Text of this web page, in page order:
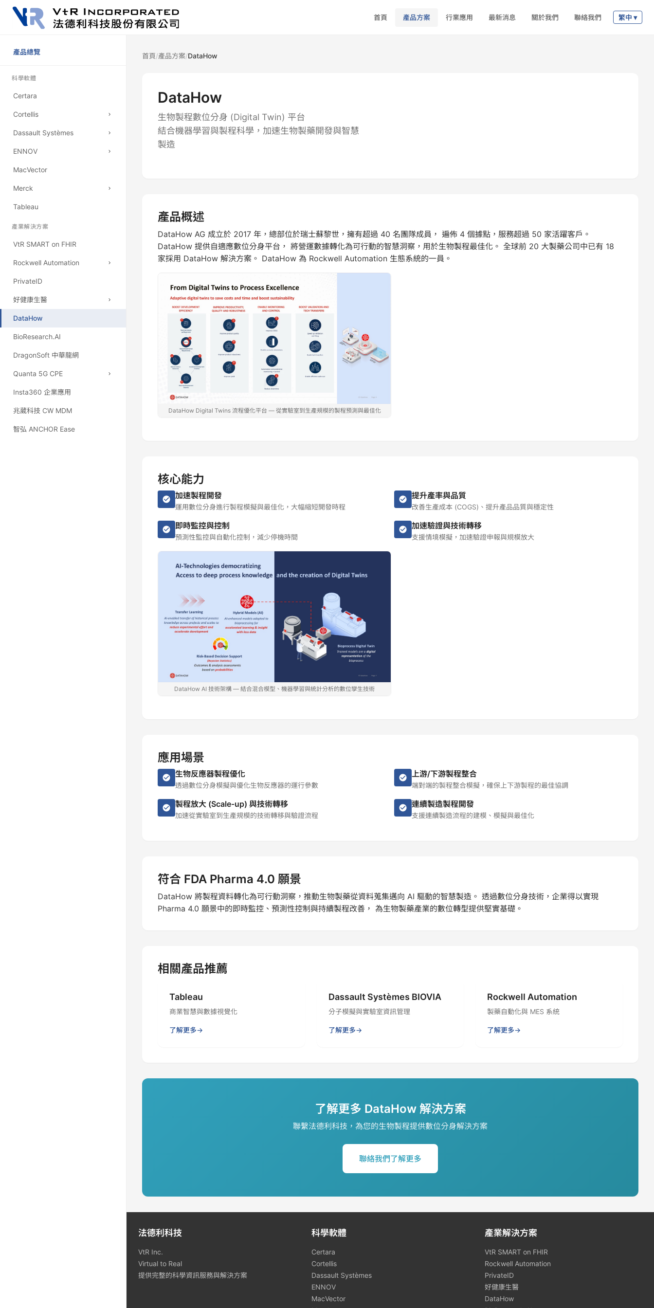
首頁 產品方案 行業應用 最新消息 關於我們 聯絡我們 繁中 ▾
產品總覽
科學軟體
Certara
Cortellis
Drug Discovery Intelligence
Clinical Trials Intelligence
Deals Intelligence
Competitive Intelligence
MetaCore / MetaDrug
Dassault Systèmes
Discovery Studio
Materials Studio
Pipeline Pilot
Unified Lab
SIMULIA
ENNOV
eCTD247
QMS 品質管理
Ennov Doc
MacVector
Merck
SYNTHIA
AIDDISON
Tableau
產業解決方案
VtR SMART on FHIR
Rockwell Automation
PharmaSuite eBR
FactoryTalk View SE
LCS Life Sciences
PrivateID
好健康生醫
體檢報告系統
臨場服務管理
DataHow
BioResearch.AI
DragonSoft 中華龍網
Quanta 5G CPE
C53M 4G/5G FWA
C54 戶外型 ODU
C55 工業級 5G 路由器
Insta360 企業應用
兆葳科技 CW MDM
智弘 ANCHOR Ease
首頁/產品方案/DataHow
DataHow
生物製程數位分身 (Digital Twin) 平台
結合機器學習與製程科學，加速生物製藥開發與智慧
製造
產品概述
DataHow AG 成立於 2017 年，總部位於瑞士蘇黎世，擁有超過 40 名團隊成員， 遍佈 4 個據點，服務超過 50 家活躍客戶。
DataHow 提供自適應數位分身平台， 將營運數據轉化為可行動的智慧洞察，用於生物製程最佳化。 全球前 20 大製藥公司中已有 18
家採用 DataHow 解決方案。 DataHow 為 Rockwell Automation 生態系統的一員。
DataHow Digital Twins 流程優化平台 — 從實驗室到生產規模的製程預測與最佳化
核心能力
加速製程開發
運用數位分身進行製程模擬與最佳化，大幅縮短開發時程
提升產率與品質
改善生產成本 (COGS)、提升產品品質與穩定性
即時監控與控制
預測性監控與自動化控制，減少停機時間
加速驗證與技術轉移
支援情境模擬，加速驗證申報與規模放大
DataHow AI 技術架構 — 結合混合模型、機器學習與統計分析的數位孿生技術
應用場景
生物反應器製程優化
透過數位分身模擬與優化生物反應器的運行參數
上游/下游製程整合
端對端的製程整合模擬，確保上下游製程的最佳協調
製程放大 (Scale-up) 與技術轉移
加速從實驗室到生產規模的技術轉移與驗證流程
連續製造製程開發
支援連續製造流程的建模、模擬與最佳化
符合 FDA Pharma 4.0 願景
DataHow 將製程資料轉化為可行動洞察，推動生物製藥從資料蒐集邁向 AI 驅動的智慧製造。 透過數位分身技術，企業得以實現
Pharma 4.0 願景中的即時監控、預測性控制與持續製程改善， 為生物製藥產業的數位轉型提供堅實基礎。
相關產品推薦
Tableau
商業智慧與數據視覺化
了解更多
Dassault Systèmes BIOVIA
分子模擬與實驗室資訊管理
了解更多
Rockwell Automation
製藥自動化與 MES 系統
了解更多
了解更多 DataHow 解決方案
聯繫法德利科技，為您的生物製程提供數位分身解決方案
聯絡我們了解更多
法德利科技
VtR Inc.
Virtual to Real
提供完整的科學資訊服務與解決方案
科學軟體
Certara
Cortellis
Dassault Systèmes
ENNOV
MacVector
產業解決方案
VtR SMART on FHIR
Rockwell Automation
PrivateID
好健康生醫
DataHow